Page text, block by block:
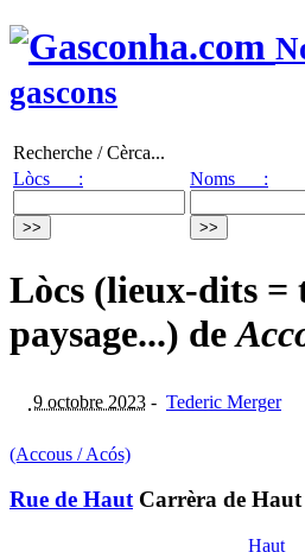
gascons
Recherche / Cèrca...
Lòcs :
Noms :
Lòcs (lieux-dits =
paysage...) de
9 octobre 2023 - Tederic Merger
(Accous / Acós)
Rue de HautCarrèra de Haut
Haut